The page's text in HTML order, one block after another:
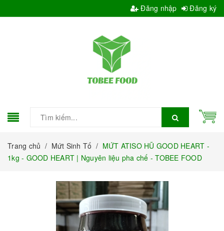
Đăng nhập Đăng ký
Trang chủ / Mứt Sinh Tố / MỨT ATISO HŨ GOOD HEART -
1kg - GOOD HEART | Nguyên liệu pha chế - TOBEE FOOD